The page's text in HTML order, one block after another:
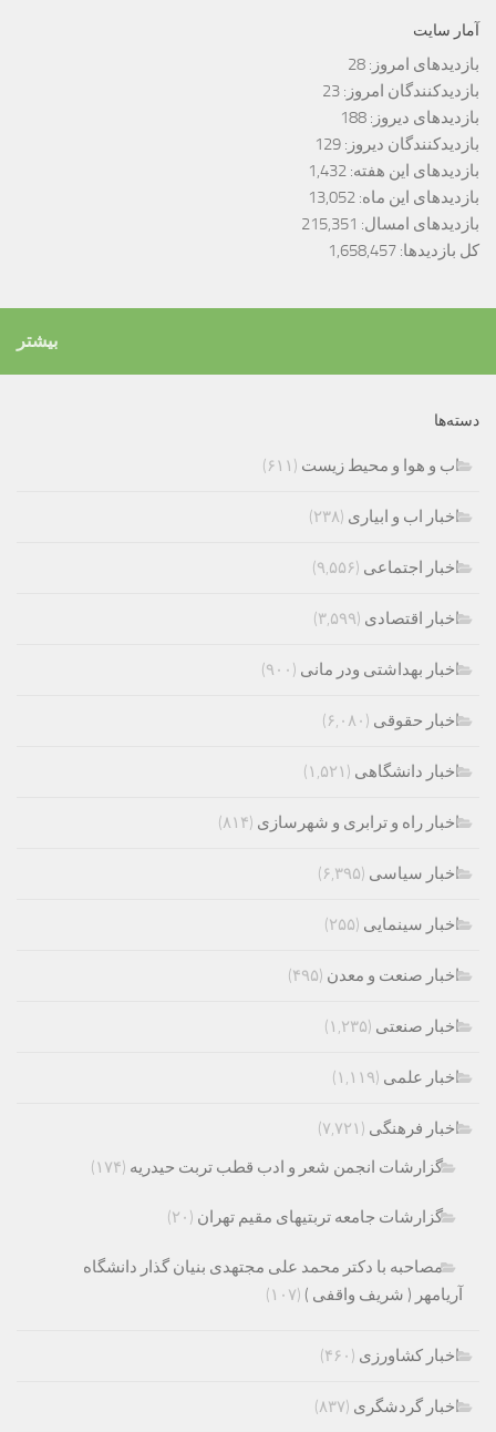
آمار سایت
بازدیدهای امروز: 28
بازدیدکنندگان امروز: 23
بازدیدهای دیروز: 188
بازدیدکنندگان دیروز: 129
بازدیدهای این هفته: 1,432
بازدیدهای این ماه: 13,052
بازدیدهای امسال: 215,351
کل بازدیدها: 1,658,457
بیشتر
دسته‌ها
اب و هوا و محیط زیست (۶۱۱)
اخبار اب و ابیاری (۲۳۸)
اخبار اجتماعی (۹,۵۵۶)
اخبار اقتصادی (۳,۵۹۹)
اخبار بهداشتی ودر مانی (۹۰۰)
اخبار حقوقی (۶,۰۸۰)
اخبار دانشگاهی (۱,۵۲۱)
اخبار راه و ترابری و شهرسازی (۸۱۴)
اخبار سیاسی (۶,۳۹۵)
اخبار سینمایی (۲۵۵)
اخبار صنعت و معدن (۴۹۵)
اخبار صنعتی (۱,۲۳۵)
اخبار علمی (۱,۱۱۹)
اخبار فرهنگی (۷,۷۲۱)
گزارشات انجمن شعر و ادب قطب تربت حیدریه (۱۷۴)
گزارشات جامعه تربتیهای مقیم تهران (۲۰)
مصاحبه با دکتر محمد علی مجتهدی بنیان گذار دانشگاه
آریامهر ( شریف واقفی ) (۱۰۷)
اخبار کشاورزی (۴۶۰)
اخبار گردشگری (۸۳۷)